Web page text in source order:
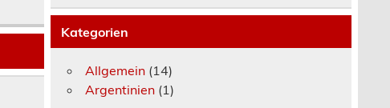
Kategorien
Allgemein (14)
Argentinien (1)